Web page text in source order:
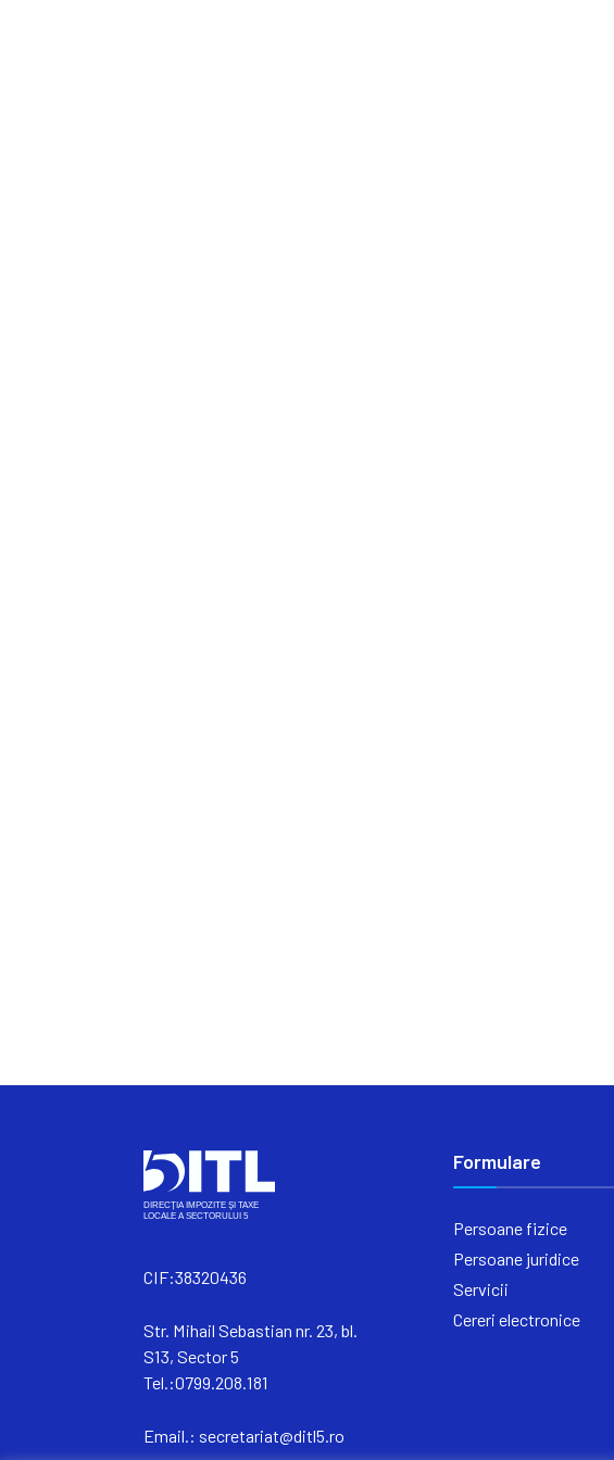
CIF:38320436
Str. Mihail Sebastian nr. 23, bl.
S13, Sector 5
Tel.:0799.208.181
Email.: secretariat@ditl5.ro
Formulare
Persoane fizice
Persoane juridice
Servicii
Cereri electronice